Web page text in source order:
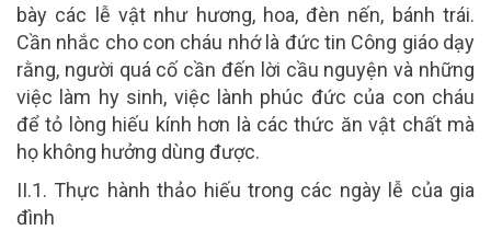
bày các lễ vật như hương, hoa, đèn nến, bánh trái.
Cần nhắc cho con cháu nhớ là đức tin Công giáo dạy
rằng, người quá cố cần đến lời cầu nguyện và những
việc làm hy sinh, việc lành phúc đức của con cháu
để tỏ lòng hiếu kính hơn là các thức ăn vật chất mà
họ không hưởng dùng được.
II.1. Thực hành thảo hiếu trong các ngày lễ của gia
đình